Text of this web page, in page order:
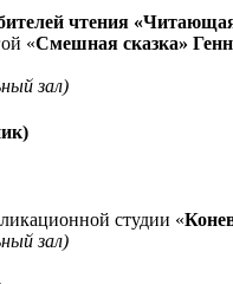
чтения
«Смешная сказка»
зал)
студии «
зал)